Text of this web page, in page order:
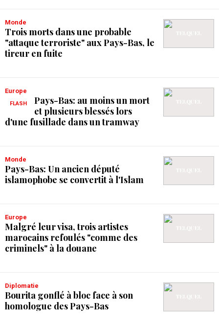
Monde
Trois morts dans une probable
"attaque terroriste" aux Pays-Bas, le
tireur en fuite
Europe
FLASH
Pays-Bas: au moins un mort
et plusieurs blessés lors
d'une fusillade dans un tramway
Monde
Pays-Bas: Un ancien député
islamophobe se convertit à l'Islam
Europe
Malgré leur visa, trois artistes
marocains refoulés "comme des
criminels" à la douane
Diplomatie
Bourita gonflé à bloc face à son
homologue des Pays-Bas